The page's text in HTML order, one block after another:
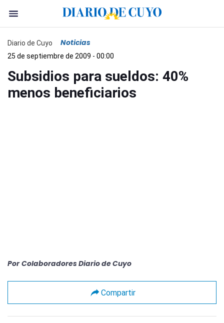
Diario de Cuyo Noticias
25 de septiembre de 2009 - 00:00
Subsidios para sueldos: 40%
menos beneficiarios
Por Colaboradores Diario de Cuyo
Compartir